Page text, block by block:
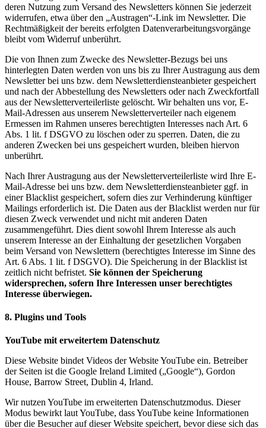
deren Nutzung zum Versand des Newsletters können Sie jederzeit
widerrufen, etwa über den „Austragen“-Link im Newsletter. Die
Rechtmäßigkeit der bereits erfolgten Datenverarbeitungsvorgänge
bleibt vom Widerruf unberührt.
Die von Ihnen zum Zwecke des Newsletter-Bezugs bei uns
hinterlegten Daten werden von uns bis zu Ihrer Austragung aus dem
Newsletter bei uns bzw. dem Newsletterdiensteanbieter gespeichert
und nach der Abbestellung des Newsletters oder nach Zweckfortfall
aus der Newsletterverteilerliste gelöscht. Wir behalten uns vor, E-
Mail-Adressen aus unserem Newsletterverteiler nach eigenem
Ermessen im Rahmen unseres berechtigten Interesses nach Art. 6
Abs. 1 lit. f DSGVO zu löschen oder zu sperren. Daten, die zu
anderen Zwecken bei uns gespeichert wurden, bleiben hiervon
unberührt.
Nach Ihrer Austragung aus der Newsletterverteilerliste wird Ihre E-
Mail-Adresse bei uns bzw. dem Newsletterdiensteanbieter ggf. in
einer Blacklist gespeichert, sofern dies zur Verhinderung künftiger
Mailings erforderlich ist. Die Daten aus der Blacklist werden nur für
diesen Zweck verwendet und nicht mit anderen Daten
zusammengeführt. Dies dient sowohl Ihrem Interesse als auch
unserem Interesse an der Einhaltung der gesetzlichen Vorgaben
beim Versand von Newslettern (berechtigtes Interesse im Sinne des
Art. 6 Abs. 1 lit. f DSGVO). Die Speicherung in der Blacklist ist
zeitlich nicht befristet. Sie können der Speicherung
widersprechen, sofern Ihre Interessen unser berechtigtes
Interesse überwiegen.
8. Plugins und Tools
YouTube mit erweitertem Datenschutz
Diese Website bindet Videos der Website YouTube ein. Betreiber
der Seiten ist die Google Ireland Limited („Google“), Gordon
House, Barrow Street, Dublin 4, Irland.
Wir nutzen YouTube im erweiterten Datenschutzmodus. Dieser
Modus bewirkt laut YouTube, dass YouTube keine Informationen
über die Besucher auf dieser Website speichert, bevor diese sich das